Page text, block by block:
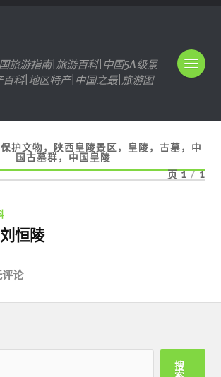
旅游指南|旅游百科|中国5A级景
科|地区特产|中国之最|旅游图
护文物，陕西皇陵景区，皇陵，古墓，中
国古墓群，中国皇陵
页 1 / 1
恒陵
评论
搜
索